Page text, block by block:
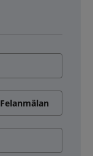
Felanmälan